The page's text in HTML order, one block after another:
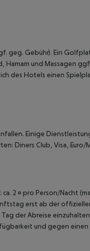
geg. Gebühr). Ein
Hamam und Massagen
des Hotels einen
Einige
Diners Club, Visa, Euro/
2 ¤ pro Person/Nacht
erst ab der
der Abreise
und gegen einen